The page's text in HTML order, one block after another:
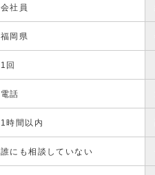
会社員
福岡県
1回
電話
1時間以内
誰にも相談していない